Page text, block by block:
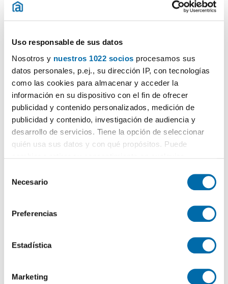
Uso responsable de sus datos
Nosotros y nuestros 1022 socios procesamos sus
datos personales, p.ej., su dirección IP, con tecnologías
como las cookies para almacenar y acceder la
información en su dispositivo con el fin de ofrecer
publicidad y contenido personalizados, medición de
publicidad y contenido, investigación de audiencia y
desarrollo de servicios. Tiene la opción de seleccionar
quién usa sus datos y con qué propósitos. Puede
el Menú de consentimiento.
Recopilar información sobre su ubicación geográfica
Identificar su dispositivo analizándolo activamente
para buscar características específicas (huellas
Necesario
Preferencias
Estadística
Marketing
1.650€
65m2 Piso
Ciutat Vella, Sant Francesc, Valencia
Llamar
Contactar
PREMIUM Máx. 10km
1/10
1.400€ Máx. 10km